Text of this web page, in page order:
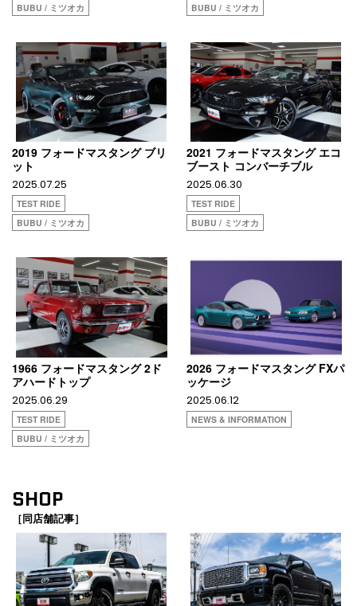
BUBU / ミツオカ BUBU / ミツオカ
2019 フォードマスタング ブリ
ット
2025.07.25
TEST RIDE
BUBU / ミツオカ
2021 フォードマスタング エコ
ブースト コンバーチブル
2025.06.30
TEST RIDE
BUBU / ミツオカ
1966 フォードマスタング 2ド
アハードトップ
2025.06.29
TEST RIDE
BUBU / ミツオカ
2026 フォードマスタング FXパ
ッケージ
2025.06.12
NEWS & INFORMATION
SHOP
［同店舗記事］